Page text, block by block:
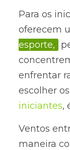
Para os
oferecem
esporte,
enfrentar
escolher os
iniciantes,
Ventos
maneira